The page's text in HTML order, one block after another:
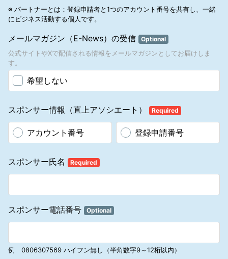
1.6.3 アソシエートは、アソシエート登録申請書を記入する前、また
は新しいポジションを登録する前に、誰がエンローラーに関するコミ
ません。当社はこれら金銭に関わる同意について起こるアソシエート
間の論争の解決に責任を負いません。当社は提出された情報に基づい
てコミッションを支払います。
1.6.4 アソシエートは、自身のダウンラインに対し、本規約5.13に規
定されている「顧客満足の保証」の方針を十分に説明する責任があり
ます。
1.7.1 アソシエート登録の任意解約を希望するアソシエートは、文書に
号1806003）に記入し、自署にて署名し、当社に送付してください。
1.7.2 任意解約をしたアソシエートは、完全な12カ月の「待機期間」
再登録することができます。同じスポンサー、エンローラーのもとで
あれば12カ月の待機期間に関係なく、「アカウントの再開」が可能で
シエートが再登録の権利を得るまで別のエンローラーの元およびスポ
ンサーシップ・ラインでアソシエート登録することができません。
1.7.3 アソシエートには20日間のクーリング・オフ期間が与えられま
クーリング・オフ期間は、アソシエートが特定商取引に関する法律第
37条第2項の書面（具体的には、「契約書面」、「マナテックカタロ
※ パートナーとは：登録申請者と1つのアカウント番号を共有し、一緒
にビジネス活動する個人です。
メールマガジン（E-News）の受信 Optional
公式サイトやXで配信される情報をメールマガジンとしてお届けしま
す。
希望しない
スポンサー情報（直上アソシエート） Required
アカウント番号 登録申請番号
スポンサー氏名 Required
スポンサー電話番号 Optional
例 0806307569 ハイフン無し（半角数字9～12桁以内）